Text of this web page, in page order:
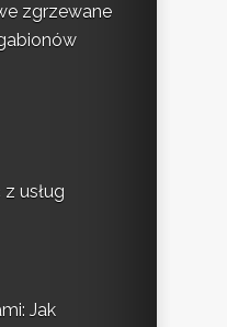
zgrzewane
usług
Jak